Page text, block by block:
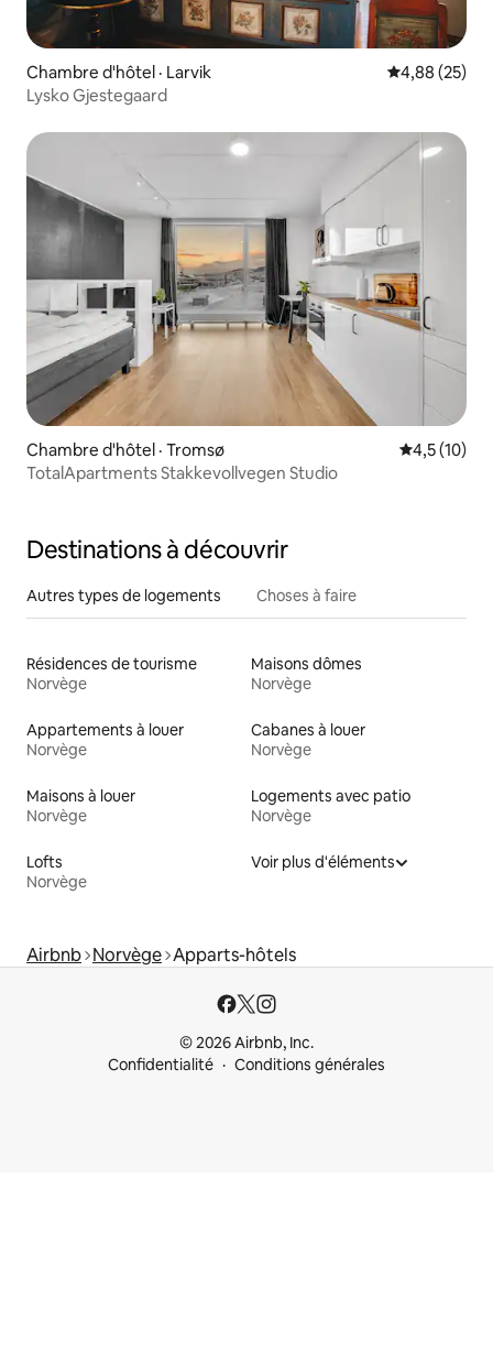
Chambre d'hôtel · Larvik Note
4,88 (25)
Lysko Gjestegaard
Chambre d'hôtel · Tromsø Note
4,5 (10)
TotalApartments Stakkevollvegen Studio
Destinations à découvrir
Autres types de logements Choses à faire
Résidences de tourisme
Norvège
Maisons dômes
Norvège
Appartements à louer
Norvège
Cabanes à louer
Norvège
Maisons à louer
Norvège
Logements avec patio
Norvège
Lofts
Norvège
Voir plus d'éléments
Airbnb Norvège Apparts-hôtels
© 2026 Airbnb, Inc.
Confidentialité
Conditions générales